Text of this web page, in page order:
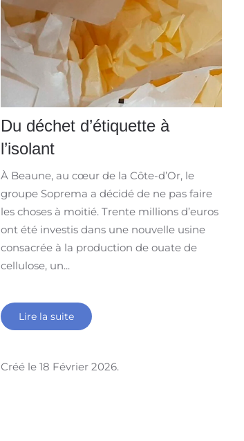
Du déchet d’étiquette à
l’isolant
À Beaune, au cœur de la Côte-d’Or, le
groupe Soprema a décidé de ne pas faire
les choses à moitié. Trente millions d’euros
ont été investis dans une nouvelle usine
consacrée à la production de ouate de
cellulose, un...
Lire la suite
Créé le 18 Février 2026.